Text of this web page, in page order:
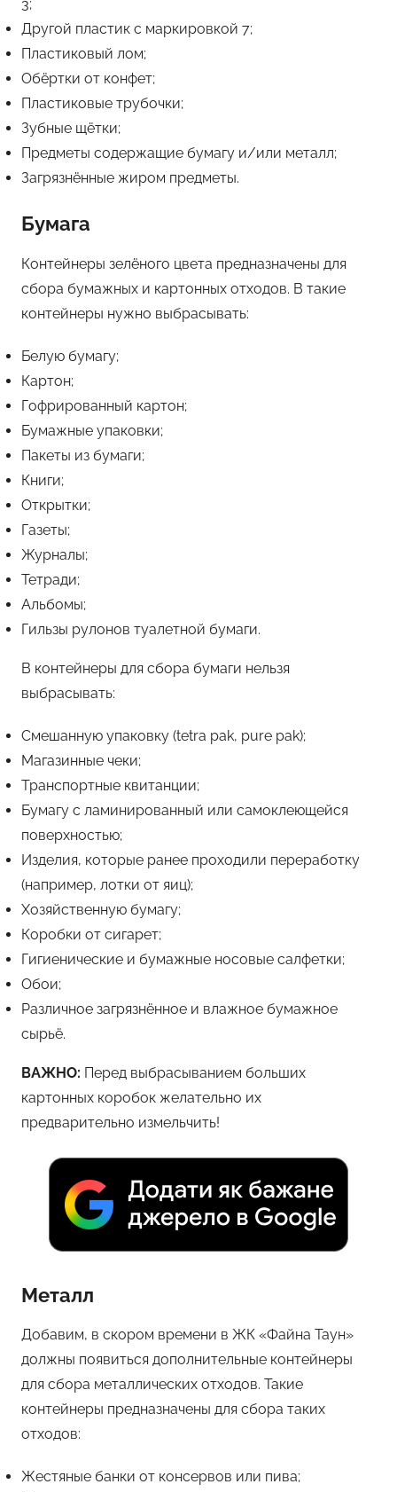
3;
Другой пластик с маркировкой 7;
Пластиковый лом;
Обёртки от конфет;
Пластиковые трубочки;
Зубные щётки;
Предметы содержащие бумагу и/или металл;
Загрязнённые жиром предметы.
Бумага
Контейнеры зелёного цвета предназначены для
сбора бумажных и картонных отходов. В такие
контейнеры нужно выбрасывать:
Белую бумагу;
Картон;
Гофрированный картон;
Бумажные упаковки;
Пакеты из бумаги;
Книги;
Открытки;
Газеты;
Журналы;
Тетради;
Альбомы;
Гильзы рулонов туалетной бумаги.
В контейнеры для сбора бумаги нельзя
выбрасывать:
Смешанную упаковку (tetra pak, pure pak);
Магазинные чеки;
Транспортные квитанции;
Бумагу с ламинированный или самоклеющейся
поверхностью;
Изделия, которые ранее проходили переработку
(например, лотки от яиц);
Хозяйственную бумагу;
Коробки от сигарет;
Гигиенические и бумажные носовые салфетки;
Обои;
Различное загрязнённое и влажное бумажное
сырьё.
ВАЖНО: Перед выбрасыванием больших
картонных коробок желательно их
предварительно измельчить!
Металл
Добавим, в скором времени в ЖК «Файна Таун»
должны появиться дополнительные контейнеры
для сбора металлических отходов. Такие
контейнеры предназначены для сбора таких
отходов:
Жестяные банки от консервов или пива;